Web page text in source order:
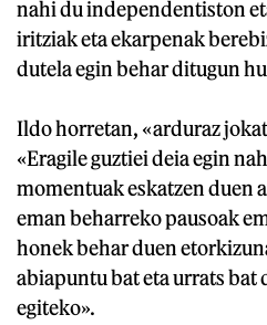
nahi du independentiston
iritziak eta ekarpenak
dutela egin behar ditugun
Ildo horretan, «arduraz
«Eragile guztiei deia egin
momentuak eskatzen duen
eman beharreko pausoak
honek behar duen
abiapuntu bat eta urrats bat
egiteko».